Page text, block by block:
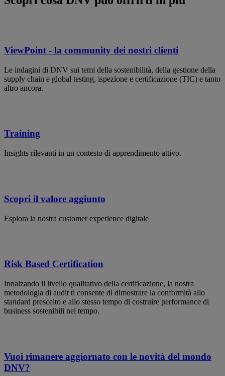
ViewPoint - la community dei nostri clienti
Le indagini di DNV sui temi della sostenibilità, della gestione della
supply chain e global testing, ispezione e certificazione (TIC) e tanto
altro ancora.
Training
Insights rilevanti in un contesto di apprendimento attivo.
Scopri il valore aggiunto
Esplora la nostra customer experience digitale
Risk Based Certification
Innalzando il livello qualitativo della certificazione, la nostra
metodologia di audit ti consente di dimostrare la conformità allo
standard prescelto e allo stesso tempo di costruire performance di
business sostenibili nel tempo.
Vuoi rimanere aggiornato con le novità del mondo
DNV?